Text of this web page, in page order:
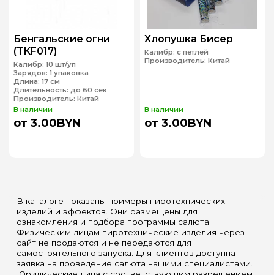
Бенгальские огни
(TKF017)
Калибр: 10 шт/уп
Зарядов: 1 упаковка
Длина: 17 см
Длительность: до 60 сек
Производитель: Китай
В наличии
от 3.00BYN
Хлопушка Бисер
Калибр: с петлей
Производитель: Китай
В наличии
от 3.00BYN
В каталоге показаны примеры пиротехнических
изделий и эффектов. Они размещены для
ознакомления и подбора программы салюта.
Физическим лицам пиротехнические изделия через
сайт не продаются и не передаются для
самостоятельного запуска. Для клиентов доступна
заявка на проведение салюта нашими специалистами.